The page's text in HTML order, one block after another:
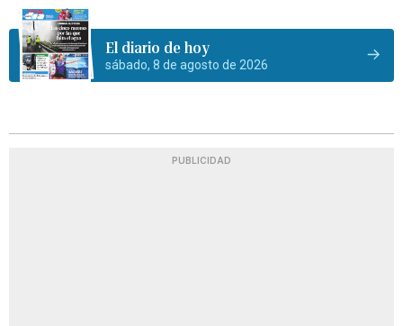
El diario de hoy
sábado, 8 de agosto de 2026
PUBLICIDAD